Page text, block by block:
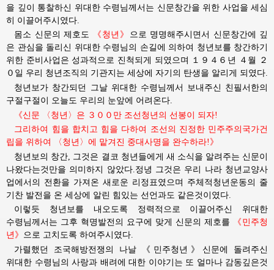
을 깊이 통찰하신 위대한 수령님께서는 신문창간을 위한 사업을 세심
히 이끌어주시였다.
몸소 신문의 제호도
《청년》 으로 명명해주시면서 신문창간에 깊
은 관심을 돌리신 위대한 수령님의
손길에 의하여 청년보를 창간하기
위한 준비사업은 성과적으로 진척되게 되였으며 １９４６년 ４월 ２
０일 우리 청년조직의 기관지는 세상에 자기의 탄생을 알리게 되였다.
청년보가 창간되던 그날 위대한 수령님께서
보내주신 친필서한의
구절구절이 오늘도 우리의 눈앞에 어려온다.
《신문 〈청년〉은 ３００만 조선청년의 선봉이 되자!
그리하여 힘을 합치고 힘을 다하여 조선의 진정한 민주주의국가건
립을 위하여 〈청년〉에 맡겨진 중대사명을 완수하라!》
청년보의 창간, 그것은 결코 청년들에게 새 소식을 알려주는 신문이
나왔다는것만을 의미하지 않았다.정녕 그것은 우리 나라 청년교양사
업에서의 전환을 가져온 새로운 리정표였으며 주체적청년운동의 줄
기찬 발전을 온 세상에 알린 힘있는 선언과도 같은것이였다.
이렇듯 청년보를 내오도록 정력적으로 이끌어주신 위대한
수령님께서는 그후 혁명발전의 요구에 맞게 신문의 제호를
《민주청
년》 으로 고치도록 하여주시였다.
가렬했던 조국해방전쟁의 나날 《민주청년》신문에 돌려주신
위대한 수령님의 사랑과 배려에 대한 이야기는 또 얼마나 감동깊은것